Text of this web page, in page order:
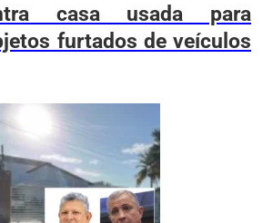
casa usada para
furtados de veículos